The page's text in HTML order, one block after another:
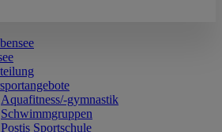
Aquafitness/-gymnastik
Schwimmgruppen
Postis Sportschule